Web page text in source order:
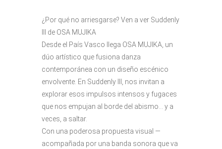
¿Por qué no arriesgarse? Ven a ver Suddenly
III de OSA MUJIKA
Desde el País Vasco llega OSA MUJIKA, un
dúo artístico que fusiona danza
contemporánea con un diseño escénico
envolvente. En Suddenly III, nos invitan a
explorar esos impulsos intensos y fugaces
que nos empujan al borde del abismo… y a
veces, a saltar.
Con una poderosa propuesta visual —
acompañada por una banda sonora que va